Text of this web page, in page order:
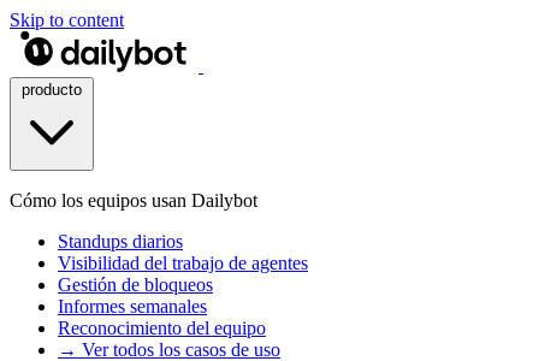
Skip to content
Cómo los equipos usan Dailybot
Standups diarios
Visibilidad del trabajo de agentes
Gestión de bloqueos
Informes semanales
Reconocimiento del equipo
→ Ver todos los casos de uso